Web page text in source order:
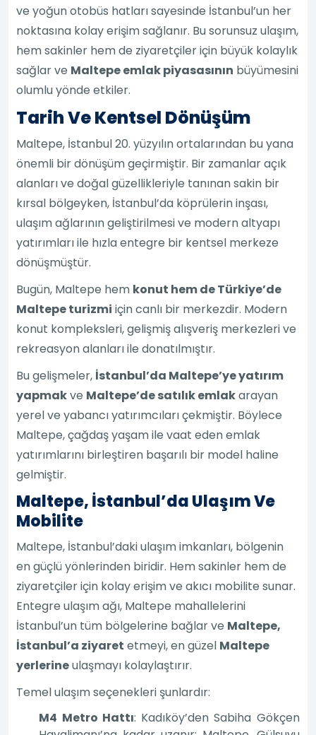
ve yoğun otobüs hatları sayesinde İstanbul’un her
noktasına kolay erişim sağlanır. Bu sorunsuz ulaşım,
hem sakinler hem de ziyaretçiler için büyük kolaylık
sağlar ve Maltepe emlak piyasasının büyümesini
olumlu yönde etkiler.
Tarih Ve Kentsel Dönüşüm
Maltepe, İstanbul 20. yüzyılın ortalarından bu yana
önemli bir dönüşüm geçirmiştir. Bir zamanlar açık
alanları ve doğal güzellikleriyle tanınan sakin bir
kırsal bölgeyken, İstanbul’da köprülerin inşası,
ulaşım ağlarının geliştirilmesi ve modern altyapı
yatırımları ile hızla entegre bir kentsel merkeze
dönüşmüştür.
Bugün, Maltepe hem konut hem de Türkiye’de
Maltepe turizmi için canlı bir merkezdir. Modern
konut kompleksleri, gelişmiş alışveriş merkezleri ve
rekreasyon alanları ile donatılmıştır.
Bu gelişmeler, İstanbul’da Maltepe’ye yatırım
yapmakve Maltepe’de satılık emlakarayan
yerel ve yabancı yatırımcıları çekmiştir. Böylece
Maltepe, çağdaş yaşam ile vaat eden emlak
yatırımlarını birleştiren başarılı bir model haline
gelmiştir.
Maltepe, İstanbul’da Ulaşım Ve
Mobilite
Maltepe, İstanbul’daki ulaşım imkanları, bölgenin
en güçlü yönlerinden biridir. Hem sakinler hem de
ziyaretçiler için kolay erişim ve akıcı mobilite sunar.
Entegre ulaşım ağı, Maltepe mahallelerini
İstanbul’un tüm bölgelerine bağlar ve Maltepe,
İstanbul’a ziyaret etmeyi, en güzel Maltepe
yerlerineulaşmayı kolaylaştırır.
Temel ulaşım seçenekleri şunlardır:
M4 Metro Hattı: Kadıköy’den Sabiha Gökçen